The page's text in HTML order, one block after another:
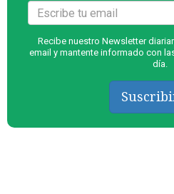
Recibe nuestro Newsletter
email y mantente informado con
día.